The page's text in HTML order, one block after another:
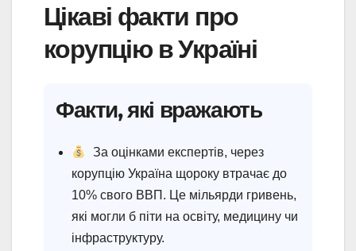
Цікаві факти про
корупцію в Україні
Факти, які вражають
За оцінками експертів, через
корупцію Україна щороку втрачає до
10% свого ВВП. Це мільярди гривень,
які могли б піти на освіту, медицину чи
інфраструктуру.